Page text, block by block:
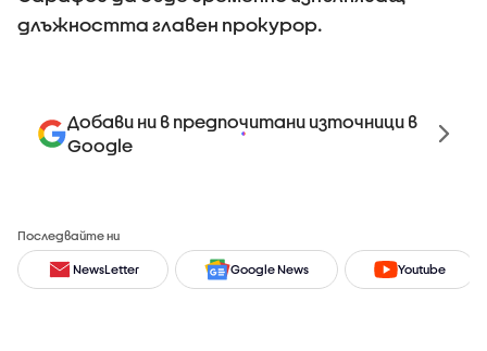
длъжността главен прокурор.
Добави ни в предпочитани източници в
Google
Последвайте ни
NewsLetter Google News Youtube